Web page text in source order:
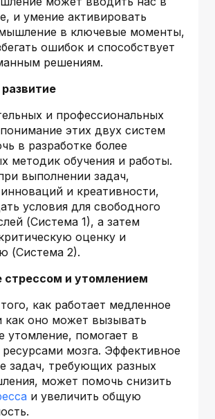
и умение активировать
в ключевые моменты,
ошибок и способствует
решениям.
и профессиональных
этих двух систем
в разработке более
методик обучения и работы.
выполнении задач,
и креативности,
условия для свободного
(Система 1), а затем
оценку и
(Система 2).
стрессом и утомлением
как работает медленное
оно может вызывать
утомление, помогает в
мозга. Эффективное
задач, требующих разных
может помочь снизить
и увеличить общую